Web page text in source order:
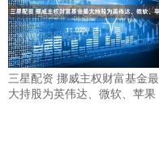
三星配资 挪威主权财富基金最
大持股为英伟达、微软、苹果